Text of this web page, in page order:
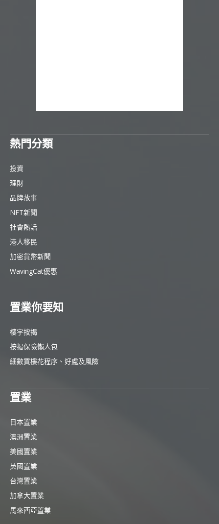
熱門分類
投資
理財
品牌故事
NFT新聞
社會熱話
港人移民
加密貨幣新聞
WavingCat優惠
置業你要知
樓宇按揭
按揭保險懶人包
細數買樓花程序、好處及風險
置業
日本置業
澳洲置業
美國置業
英國置業
台灣置業
加拿大置業
馬來西亞置業